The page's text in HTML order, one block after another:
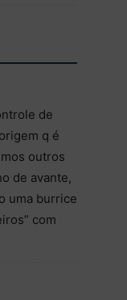
de
q é
outros
de avante,
uma burrice
com